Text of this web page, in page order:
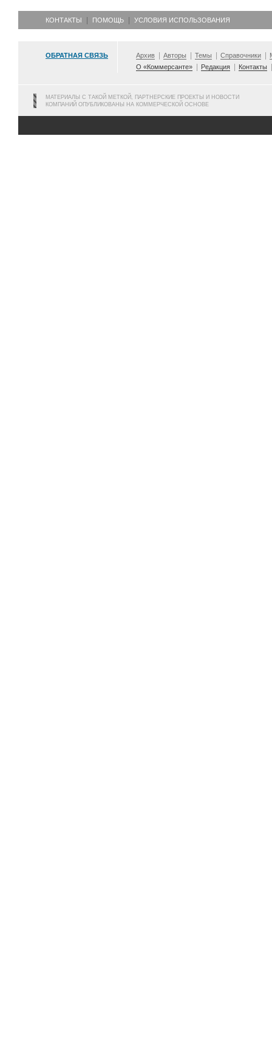
КОНТАКТЫ ПОМОЩЬ УСЛОВИЯ ИСПОЛЬЗОВАНИЯ
ОБРАТНАЯ СВЯЗЬ Архив Авторы Темы Справочники
О «Коммерсанте»
Редакция Контакты
МАТЕРИАЛЫ С ТАКОЙ МЕТКОЙ, ПАРТНЕРСКИЕ ПРОЕКТЫ И НОВОСТИ
КОМПАНИЙ ОПУБЛИКОВАНЫ НА КОММЕРЧЕСКОЙ ОСНОВЕ